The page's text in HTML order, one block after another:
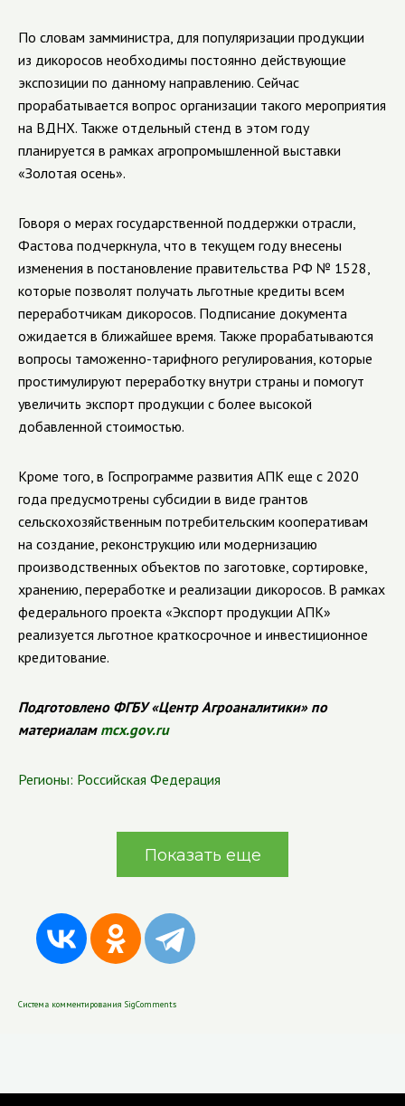
По словам замминистра, для популяризации продукции
из дикоросов необходимы постоянно действующие
экспозиции по данному направлению. Сейчас
прорабатывается вопрос организации такого мероприятия
на ВДНХ. Также отдельный стенд в этом году
планируется в рамках агропромышленной выставки
«Золотая осень».
Говоря о мерах государственной поддержки отрасли,
Фастова подчеркнула, что в текущем году внесены
изменения в постановление правительства РФ № 1528,
которые позволят получать льготные кредиты всем
переработчикам дикоросов. Подписание документа
ожидается в ближайшее время. Также прорабатываются
вопросы таможенно-тарифного регулирования, которые
простимулируют переработку внутри страны и помогут
увеличить экспорт продукции с более высокой
добавленной стоимостью.
Кроме того, в Госпрограмме развития АПК еще с 2020
года предусмотрены субсидии в виде грантов
сельскохозяйственным потребительским кооперативам
на создание, реконструкцию или модернизацию
производственных объектов по заготовке, сортировке,
хранению, переработке и реализации дикоросов. В рамках
федерального проекта «Экспорт продукции АПК»
реализуется льготное краткосрочное и инвестиционное
кредитование.
Подготовлено ФГБУ «Центр Агроаналитики» по
материалам mcx.gov.ru
Регионы: Российская Федерация
Показать еще
Система комментирования SigComments